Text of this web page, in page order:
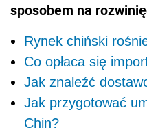
sposobem na
Rynek chiński
Co opłaca się
Jak znaleźć
Jak przygotować
Chin?